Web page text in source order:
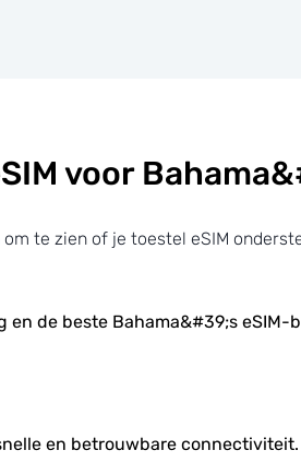
voor
om te zien of je toestel eSIM
en de beste Bahama&#39;s eSIM-
en betrouwbare connectiviteit.